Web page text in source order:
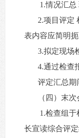
1.情况汇
2.项目评定
表内容应简明扼
3.拟定现场
4.通过检查
评定汇总期
（四）末次
1.检查组
长宣读综合评